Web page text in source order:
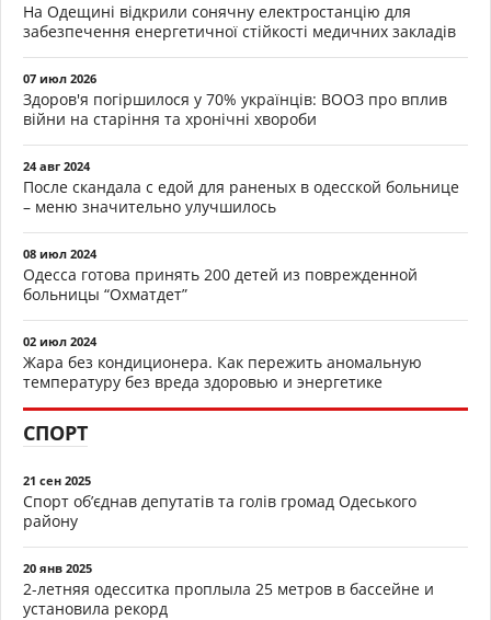
На Одещині відкрили сонячну електростанцію для
забезпечення енергетичної стійкості медичних закладів
07 июл 2026
Здоров'я погіршилося у 70% українців: ВООЗ про вплив
війни на старіння та хронічні хвороби
24 авг 2024
После скандала с едой для раненых в одесской больнице
– меню значительно улучшилось
08 июл 2024
Одесса готова принять 200 детей из поврежденной
больницы “Охматдет”
02 июл 2024
Жара без кондиционера. Как пережить аномальную
температуру без вреда здоровью и энергетике
СПОРТ
21 сен 2025
Спорт об’єднав депутатів та голів громад Одеського
району
20 янв 2025
2-летняя одесситка проплыла 25 метров в бассейне и
установила рекорд